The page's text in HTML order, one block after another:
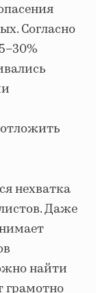
Согласно
нехватка
Даже
найти
грамотно